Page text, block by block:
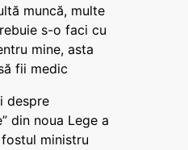
muncă, multe
s-o faci cu
mine, asta
fii medic
despre
din noua Lege a
ministru